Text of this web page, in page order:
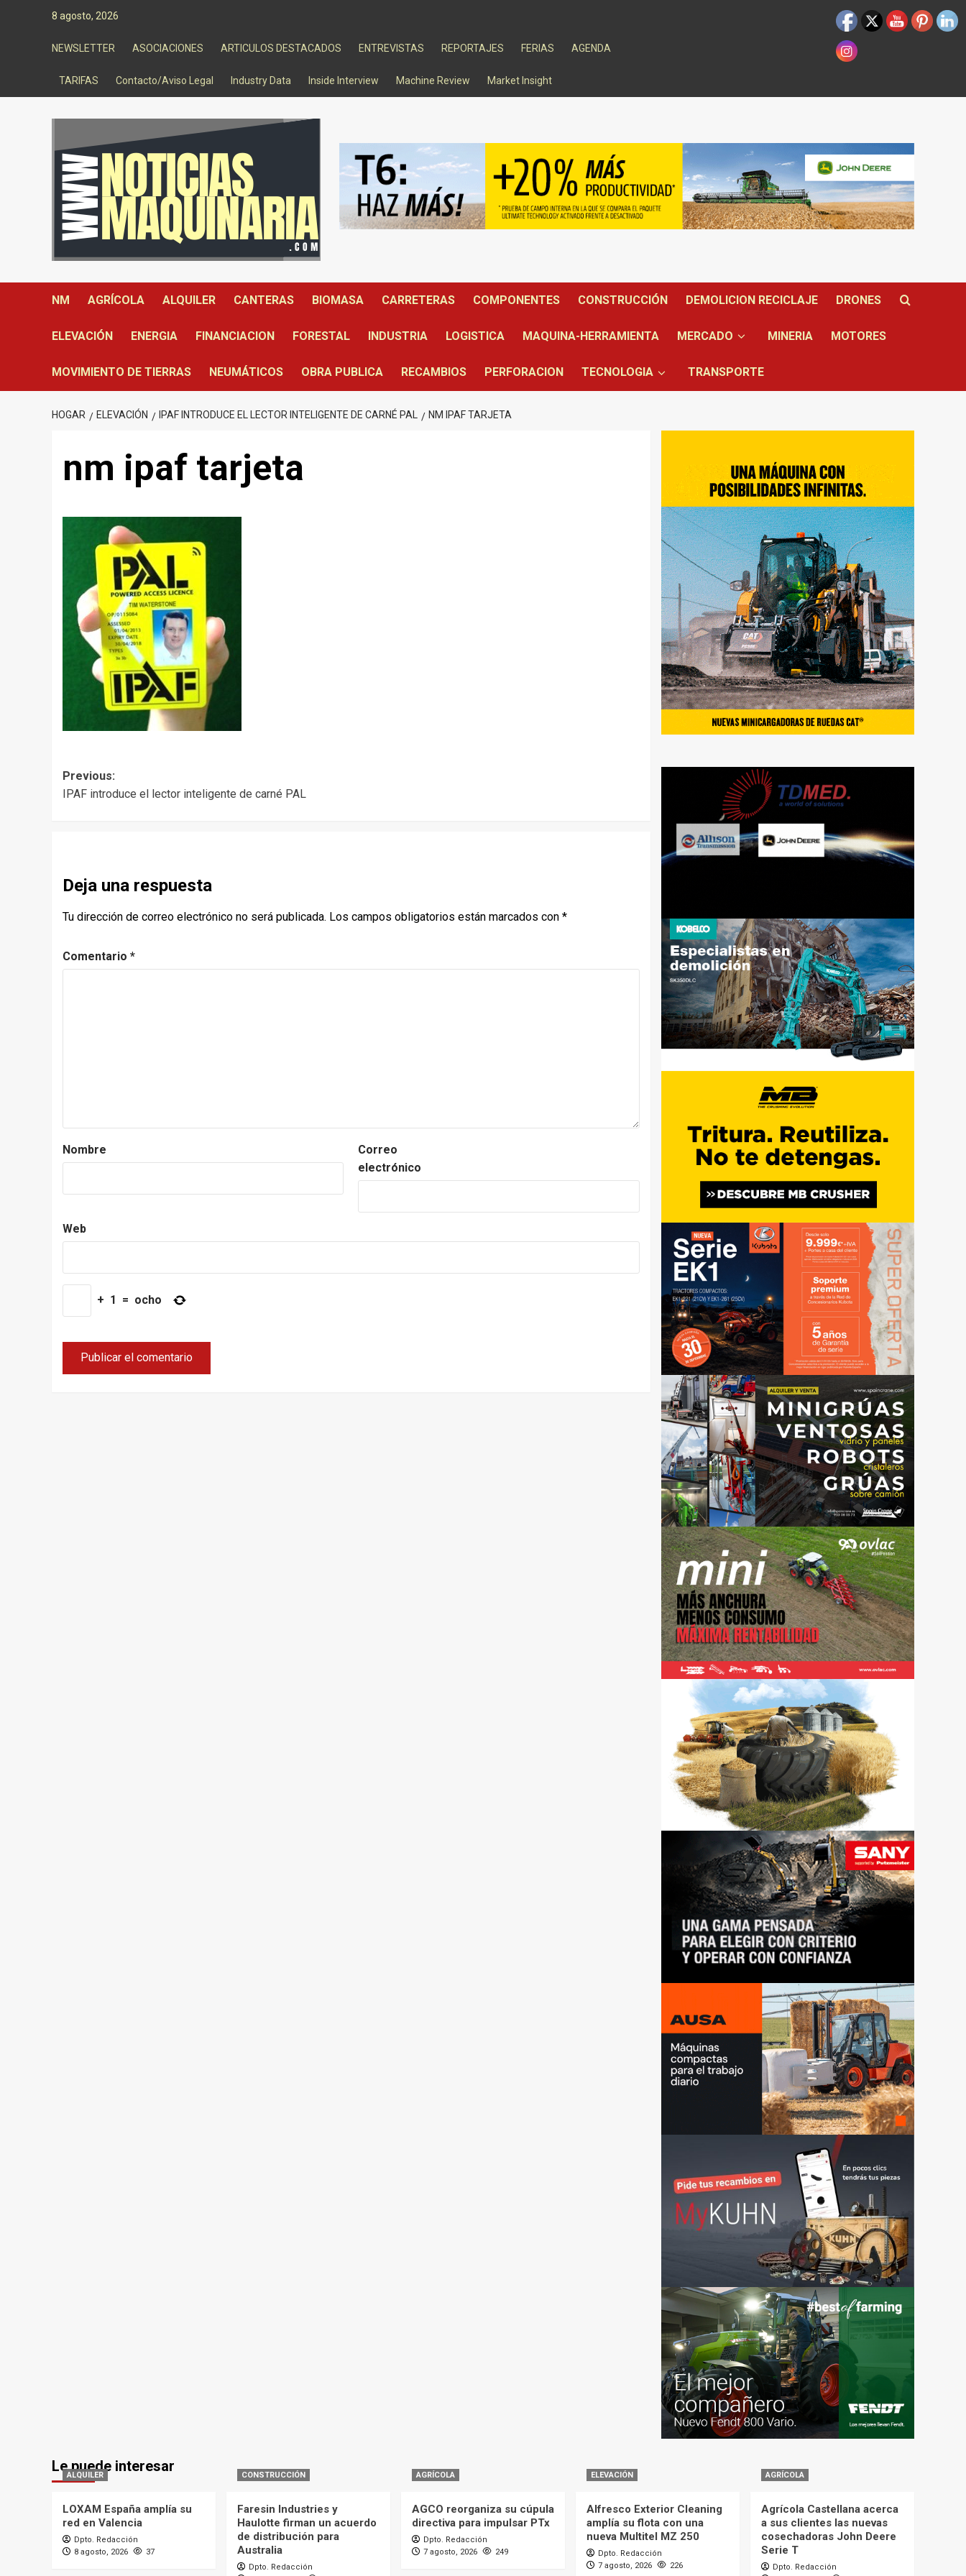
8 agosto, 2026
NEWSLETTER ASOCIACIONES ARTICULOS DESTACADOS ENTREVISTAS REPORTAJES FERIAS AGENDA
TARIFAS Contacto/Aviso Legal Industry Data Inside Interview Machine Review Market Insight
NM AGRÍCOLA ALQUILER CANTERAS BIOMASA CARRETERAS COMPONENTES CONSTRUCCIÓN DEMOLICION RECICLAJE DRONES
ELEVACIÓN ENERGIA FINANCIACION FORESTAL INDUSTRIA LOGISTICA MAQUINA-HERRAMIENTA MERCADO MINERIA MOTORES
MOVIMIENTO DE TIERRAS NEUMÁTICOS OBRA PUBLICA RECAMBIOS PERFORACION TECNOLOGIA TRANSPORTE
HOGAR ELEVACIÓN IPAF INTRODUCE EL LECTOR INTELIGENTE DE CARNÉ PAL NM IPAF TARJETA
nm ipaf tarjeta
Post
Previous:
IPAF introduce el lector inteligente de carné PAL
Deja una respuesta
Tu dirección de correo electrónico no será publicada. Los campos obligatorios están marcados con *
Comentario *
Nombre
Correo
electrónico
Web
+ 1 = ocho
Le puede interesar
ALQUILER
LOXAM España amplía su
red en Valencia
Dpto. Redacción
8 agosto, 2026
37
CONSTRUCCIÓN
Faresin Industries y
Haulotte firman un acuerdo
de distribución para
Australia
Dpto. Redacción
AGRÍCOLA
AGCO reorganiza su cúpula
directiva para impulsar PTx
Dpto. Redacción
7 agosto, 2026
249
ELEVACIÓN
Alfresco Exterior Cleaning
amplía su flota con una
nueva Multitel MZ 250
Dpto. Redacción
7 agosto, 2026
226
AGRÍCOLA
Agrícola Castellana acerca
a sus clientes las nuevas
cosechadoras John Deere
Serie T
Dpto. Redacción